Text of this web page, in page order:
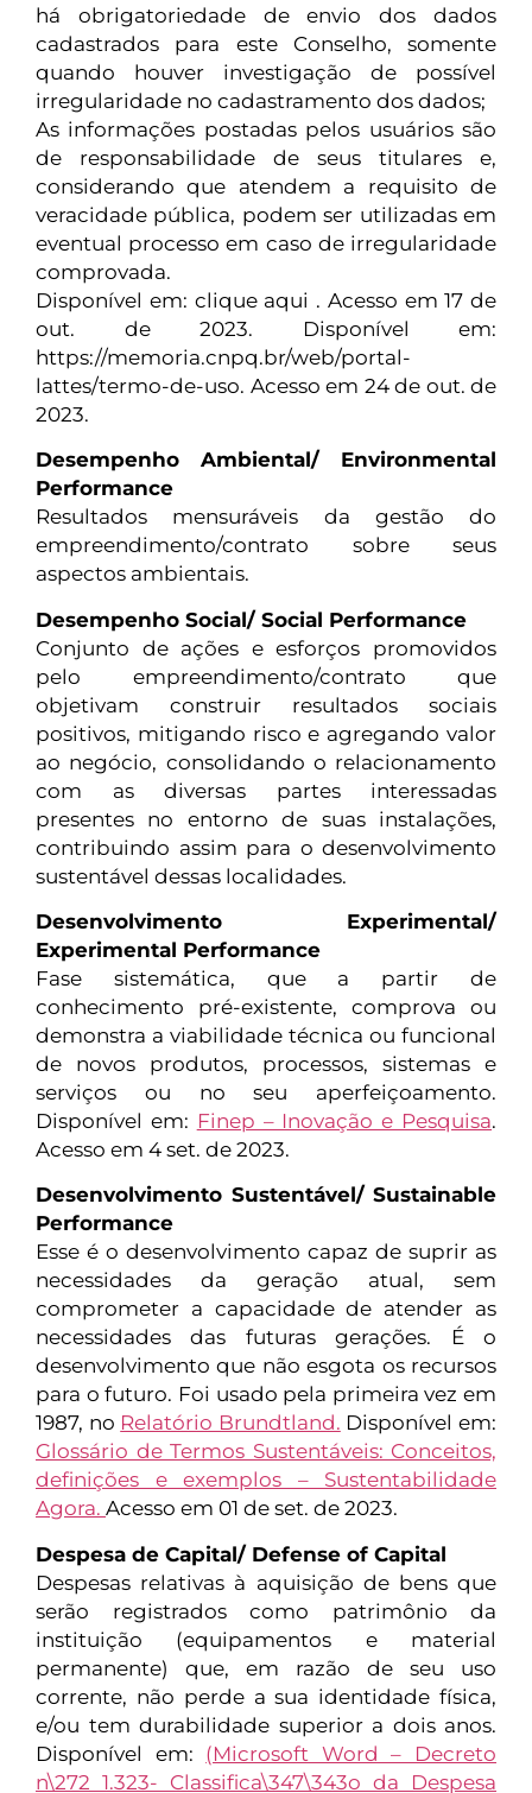
há obrigatoriedade de envio dos dados
cadastrados para este Conselho, somente
quando houver investigação de possível
irregularidade no cadastramento dos dados;
As informações postadas pelos usuários são
de responsabilidade de seus titulares e,
considerando que atendem a requisito de
veracidade pública, podem ser utilizadas em
eventual processo em caso de irregularidade
comprovada.
Disponível em: clique aqui . Acesso em 17 de
out. de 2023. Disponível em:
https://memoria.cnpq.br/web/portal-
lattes/termo-de-uso. Acesso em 24 de out. de
2023.
Desempenho Ambiental/ Environmental
Performance
Resultados mensuráveis da gestão do
empreendimento/contrato sobre seus
aspectos ambientais.
Desempenho Social/ Social Performance
Conjunto de ações e esforços promovidos
pelo empreendimento/contrato que
objetivam construir resultados sociais
positivos, mitigando risco e agregando valor
ao negócio, consolidando o relacionamento
com as diversas partes interessadas
presentes no entorno de suas instalações,
contribuindo assim para o desenvolvimento
sustentável dessas localidades.
Desenvolvimento Experimental/
Experimental Performance
Fase sistemática, que a partir de
conhecimento pré-existente, comprova ou
demonstra a viabilidade técnica ou funcional
de novos produtos, processos, sistemas e
serviços ou no seu aperfeiçoamento.
Disponível em: Finep – Inovação e Pesquisa.
Acesso em 4 set. de 2023.
Desenvolvimento Sustentável/ Sustainable
Performance
Esse é o desenvolvimento capaz de suprir as
necessidades da geração atual, sem
comprometer a capacidade de atender as
necessidades das futuras gerações. É o
desenvolvimento que não esgota os recursos
para o futuro. Foi usado pela primeira vez em
1987, no Relatório Brundtland. Disponível em:
Glossário de Termos Sustentáveis: Conceitos,
definições e exemplos – Sustentabilidade
Agora. Acesso em 01 de set. de 2023.
Despesa de Capital/ Defense of Capital
Despesas relativas à aquisição de bens que
serão registrados como patrimônio da
instituição (equipamentos e material
permanente) que, em razão de seu uso
corrente, não perde a sua identidade física,
e/ou tem durabilidade superior a dois anos.
Disponível em: (Microsoft Word – Decreto
n\272 1.323- Classifica\347\343o da Despesa